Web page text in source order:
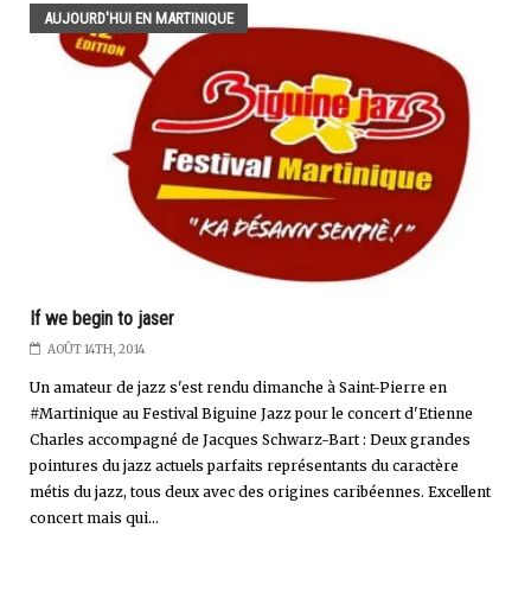
AUJOURD'HUI EN MARTINIQUE
If we begin to jaser
AOÛT 14TH, 2014
Un amateur de jazz s'est rendu dimanche à Saint-Pierre en
#Martinique au Festival Biguine Jazz pour le concert d'Etienne
Charles accompagné de Jacques Schwarz-Bart : Deux grandes
pointures du jazz actuels parfaits représentants du caractère
métis du jazz, tous deux avec des origines caribéennes. Excellent
concert mais qui...